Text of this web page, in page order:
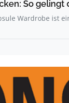
So
Wardrobe ist